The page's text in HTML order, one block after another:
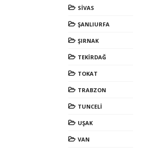
SİVAS
ŞANLIURFA
ŞIRNAK
TEKİRDAĞ
TOKAT
TRABZON
TUNCELİ
UŞAK
VAN